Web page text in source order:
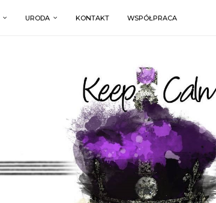
URODA KONTAKT WSPÓŁPRACA